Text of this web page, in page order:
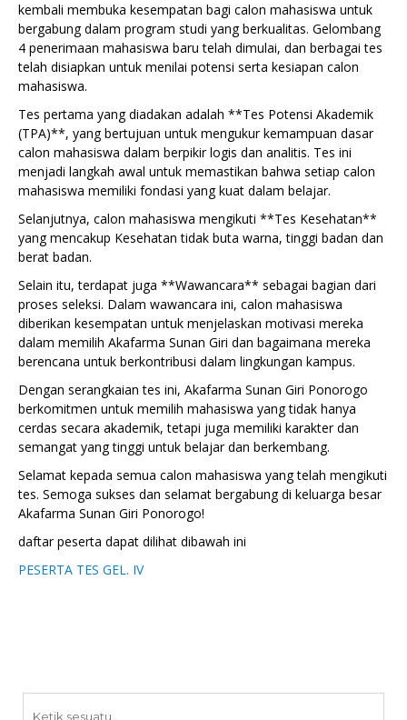
kembali membuka kesempatan bagi calon mahasiswa untuk
bergabung dalam program studi yang berkualitas. Gelombang
4 penerimaan mahasiswa baru telah dimulai, dan berbagai tes
telah disiapkan untuk menilai potensi serta kesiapan calon
mahasiswa.
Tes pertama yang diadakan adalah **Tes Potensi Akademik
(TPA)**, yang bertujuan untuk mengukur kemampuan dasar
calon mahasiswa dalam berpikir logis dan analitis. Tes ini
menjadi langkah awal untuk memastikan bahwa setiap calon
mahasiswa memiliki fondasi yang kuat dalam belajar.
Selanjutnya, calon mahasiswa mengikuti **Tes Kesehatan**
yang mencakup Kesehatan tidak buta warna, tinggi badan dan
berat badan.
Selain itu, terdapat juga **Wawancara** sebagai bagian dari
proses seleksi. Dalam wawancara ini, calon mahasiswa
diberikan kesempatan untuk menjelaskan motivasi mereka
dalam memilih Akafarma Sunan Giri dan bagaimana mereka
berencana untuk berkontribusi dalam lingkungan kampus.
Dengan serangkaian tes ini, Akafarma Sunan Giri Ponorogo
berkomitmen untuk memilih mahasiswa yang tidak hanya
cerdas secara akademik, tetapi juga memiliki karakter dan
semangat yang tinggi untuk belajar dan berkembang.
Selamat kepada semua calon mahasiswa yang telah mengikuti
tes. Semoga sukses dan selamat bergabung di keluarga besar
Akafarma Sunan Giri Ponorogo!
daftar peserta dapat dilihat dibawah ini
PESERTA TES GEL. IV